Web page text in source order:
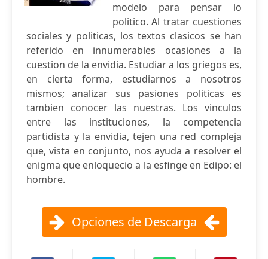
modelo para pensar lo
politico. Al tratar cuestiones
sociales y politicas, los textos clasicos se han
referido en innumerables ocasiones a la
cuestion de la envidia. Estudiar a los griegos es,
en cierta forma, estudiarnos a nosotros
mismos; analizar sus pasiones politicas es
tambien conocer las nuestras. Los vinculos
entre las instituciones, la competencia
partidista y la envidia, tejen una red compleja
que, vista en conjunto, nos ayuda a resolver el
enigma que enloquecio a la esfinge en Edipo: el
hombre.
Opciones de Descarga